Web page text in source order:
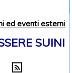
ed eventi esterni
SUINI